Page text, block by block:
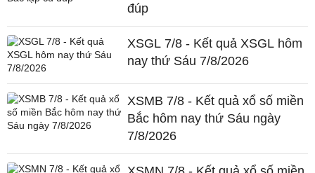
đúp
XSGL 7/8 - Kết quả XSGL hôm
nay thứ Sáu 7/8/2026
XSMB 7/8 - Kết quả xổ số miền
Bắc hôm nay thứ Sáu ngày
7/8/2026